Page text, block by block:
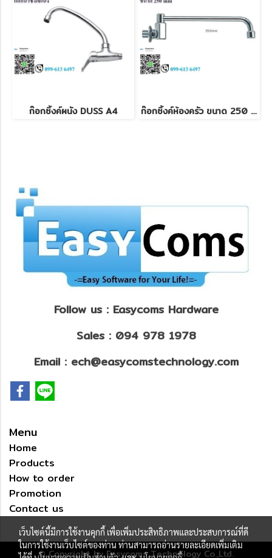
ก๊อกซิ้งค์ผนัง DUSS A4 ก๊อกซิ้งค์ห้องครัว ขนาด 250 mm
Follow us : Easycoms Hardware
Sales : 094 978 1978
Email : ech@easycomstechnology.com
Menu
Home
Products
How to order
Promotion
Contact us
© Copyright by Easycoms Technology Co.,Ltd.
เว็บไซต์นี้มีการใช้งานคุกกี้ เพื่อเพิ่มประสิทธิภาพและประสบการณ์ที่ดี
ในการใช้งานเว็บไซต์ของท่าน ท่านสามารถอ่านรายละเอียดเพิ่มเติม